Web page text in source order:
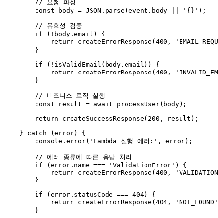
// 요청 파싱
const body = JSON . parse (event. body '{}' );
// 유효성 검증
if (!body. email ) {
return
createErrorResponse (400 ,
        }
if (! isValidEmail (body. email )) {
return
createErrorResponse (400 ,
        }
// 비즈니스 로직 실행
const result = await processUser(body);
return
createSuccessResponse ( 200 , result);
    }
catch (error) {
console . error( 'Lambda 실행 에러:' , error);
// 에러 종류에 따른 응답 처리
if (error. name === 'ValidationError' ) {
return
createErrorResponse (400 ,
        }
if (error. statusCode === 404) {
return
createErrorResponse (404 ,
'NOT_FOUND'
        }